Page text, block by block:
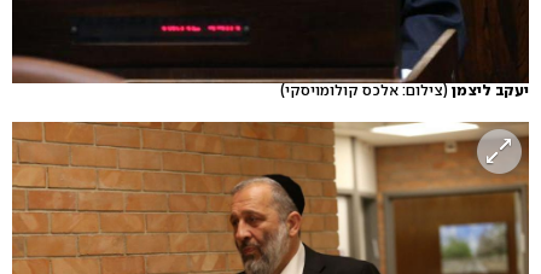
יעקב ליצמן (צילום: אלכס קולומויסקי)